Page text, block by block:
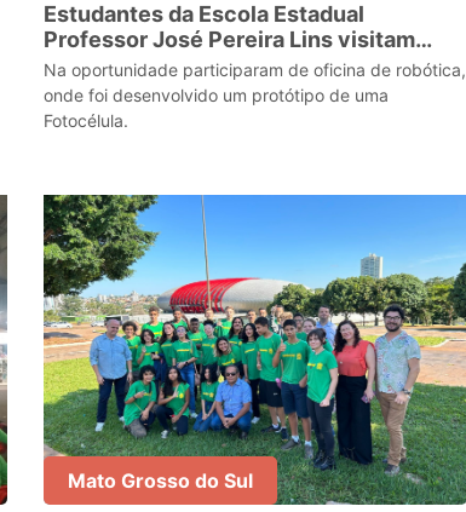
Estudantes da Escola Estadual
Professor José Pereira Lins visitam
Quantum Lab
Na oportunidade participaram de oficina de robótica,
onde foi desenvolvido um protótipo de uma
Fotocélula.
Mato Grosso do Sul